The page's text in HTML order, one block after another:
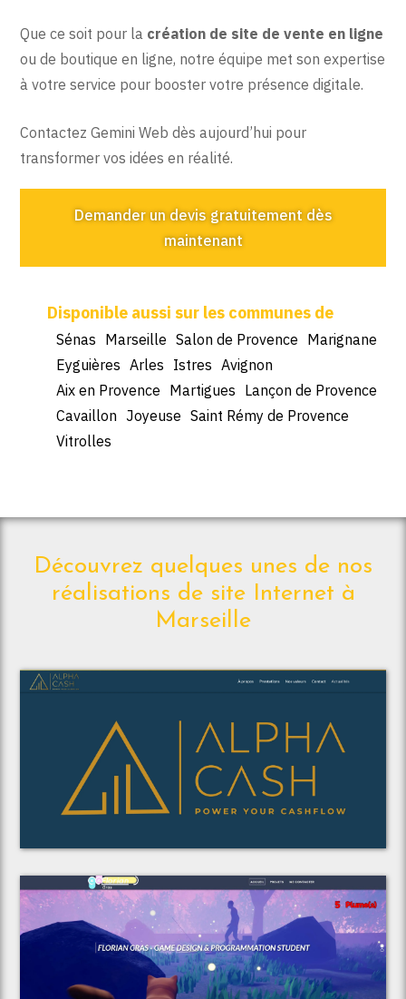
Que ce soit pour la création de site de vente en ligne
ou de boutique en ligne, notre équipe met son expertise
à votre service pour booster votre présence digitale.
Contactez Gemini Web dès aujourd’hui pour
transformer vos idées en réalité.
Demander un devis gratuitement dès
maintenant
Sénas Marseille Salon de Provence Marignane
Eyguières Arles Istres Avignon
Aix en Provence Martigues Lançon de Provence
Cavaillon Joyeuse Saint Rémy de Provence
Vitrolles
Découvrez quelques unes de nos
réalisations de site Internet à
Marseille
Voir le projet
Alpha Cash Consulting